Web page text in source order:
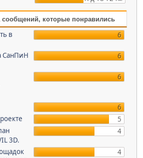
сообщений, которые понравились
в
6
СанПиН
6
6
6
5
3D.
4
4